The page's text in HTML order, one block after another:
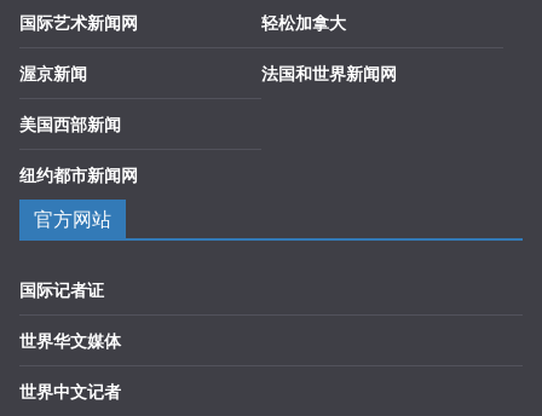
国际艺术新闻网
渥京新闻
美国西部新闻
纽约都市新闻网
轻松加拿大
法国和世界新闻网
官方网站
国际记者证
世界华文媒体
世界中文记者